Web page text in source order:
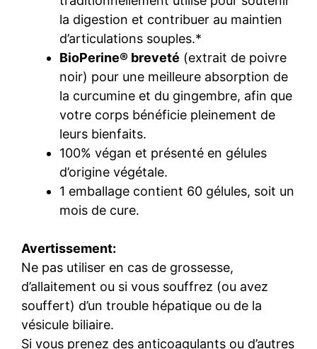
la digestion et contribuer au maintien
d’articulations souples.*
BioPerine® breveté (extrait de poivre
noir) pour une meilleure absorption de
la curcumine et du gingembre, afin que
votre corps bénéficie pleinement de
leurs bienfaits.
100% végan et présenté en gélules
d’origine végétale.
1 emballage contient 60 gélules, soit un
mois de cure.
Avertissement:
Ne pas utiliser en cas de grossesse,
d’allaitement ou si vous souffrez (ou avez
souffert) d’un trouble hépatique ou de la
vésicule biliaire.
Si vous prenez des anticoagulants ou d’autres